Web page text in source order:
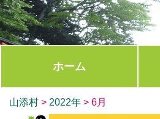
ホーム
山添村 > 2022年 > 6月